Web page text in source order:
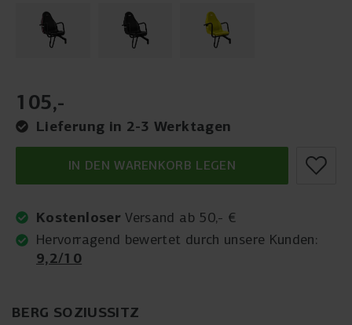
BERG SOZIUSSITZ
105,-
Lieferung in 2-3 Werktagen
IN DEN WARENKORB LEGEN
KostenloserVersand ab 50,- €
Hervorragend bewertet durch unsere Kunden:
9,2/10